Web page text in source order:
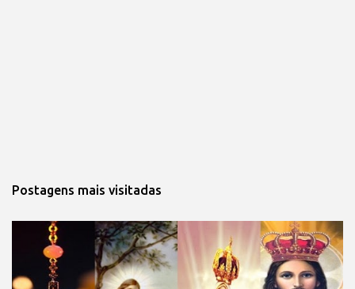
Postagens mais visitadas